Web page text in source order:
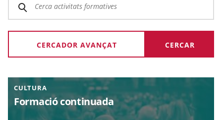
CERCADOR AVANÇAT
CULTURA
Formació continuada